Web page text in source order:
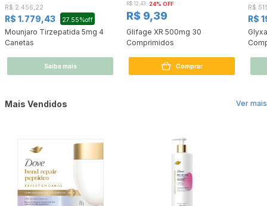
R$ 2.456,22
R$ 1.779,43 27.55%off
Mounjaro Tirzepatida 5mg 4
Canetas
Saiba mais
R$ 12,43 24% OFF
R$ 9,39
Glifage XR 500mg 30
Comprimidos
Comprar
R$
R$
Ver mais
Mais Vendidos